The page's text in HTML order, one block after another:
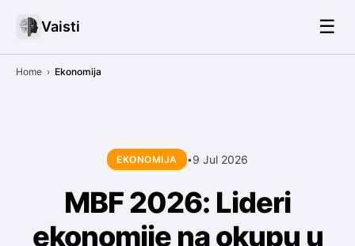
Vaisti ☰
Home › Ekonomija
EKONOMIJA •9 Jul 2026
MBF 2026: Lideri
ekonomije na okupu u